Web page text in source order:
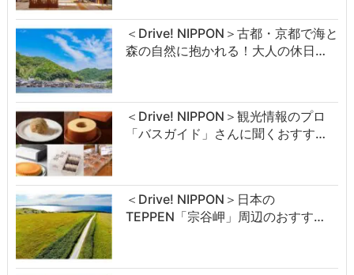
＜Drive! NIPPON＞古都・京都で海と
森の自然に抱かれる！大人の休日…
＜Drive! NIPPON＞観光情報のプロ
「バスガイド」さんに聞くおすす…
＜Drive! NIPPON＞日本の
TEPPEN「宗谷岬」周辺のおすす…